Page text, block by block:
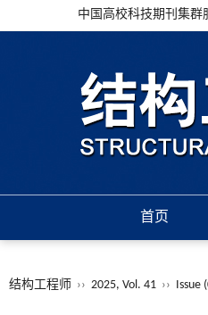
中国高校科技期刊集群
首页
结构工程师 ›› 2025, Vol. 41 ›› Issue